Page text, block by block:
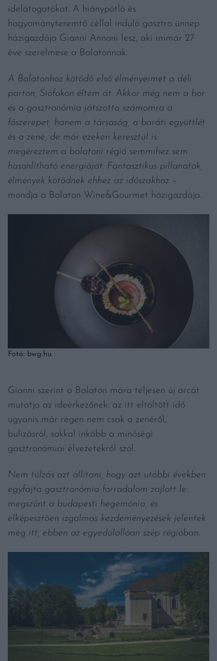
idelátogatókat. A hiánypótló és
hagyományteremtő céllal induló gasztro ünnep
házigazdája Gianni Annoni lesz, aki immár 27
éve szerelmese a Balatonnak.
A Balatonhoz kötődő első élményeimet a déli
parton, Siófokon éltem át. Akkor még nem a bor
és a gasztronómia játszotta számomra a
főszerepet, hanem a társaság, a baráti együttlét
és a zene, de már ezeken keresztül is
megéreztem a balatoni régió semmihez sem
hasonlítható energiáját. Fantasztikus pillanatok,
élmények kötődnek ehhez az időszakhoz –
mondja a Balaton Wine&Gourmet házigazdája.
Fotó: bwg.hu
Gianni szerint a Balaton mára teljesen új arcát
mutatja az ideérkezőnek: az itt eltöltött idő
ugyanis már régen nem csak a zenéről,
bulizásról, sokkal inkább a minőségi
gasztronómiai élvezetekről szól.
Nem túlzás azt állítani, hogy azt utóbbi években
egyfajta gasztronómia forradalom zajlott le:
megszűnt a budapesti hegemónia, és
elképesztően izgalmas kezdeményezések jelentek
meg itt, ebben az egyedülállóan szép régióban.